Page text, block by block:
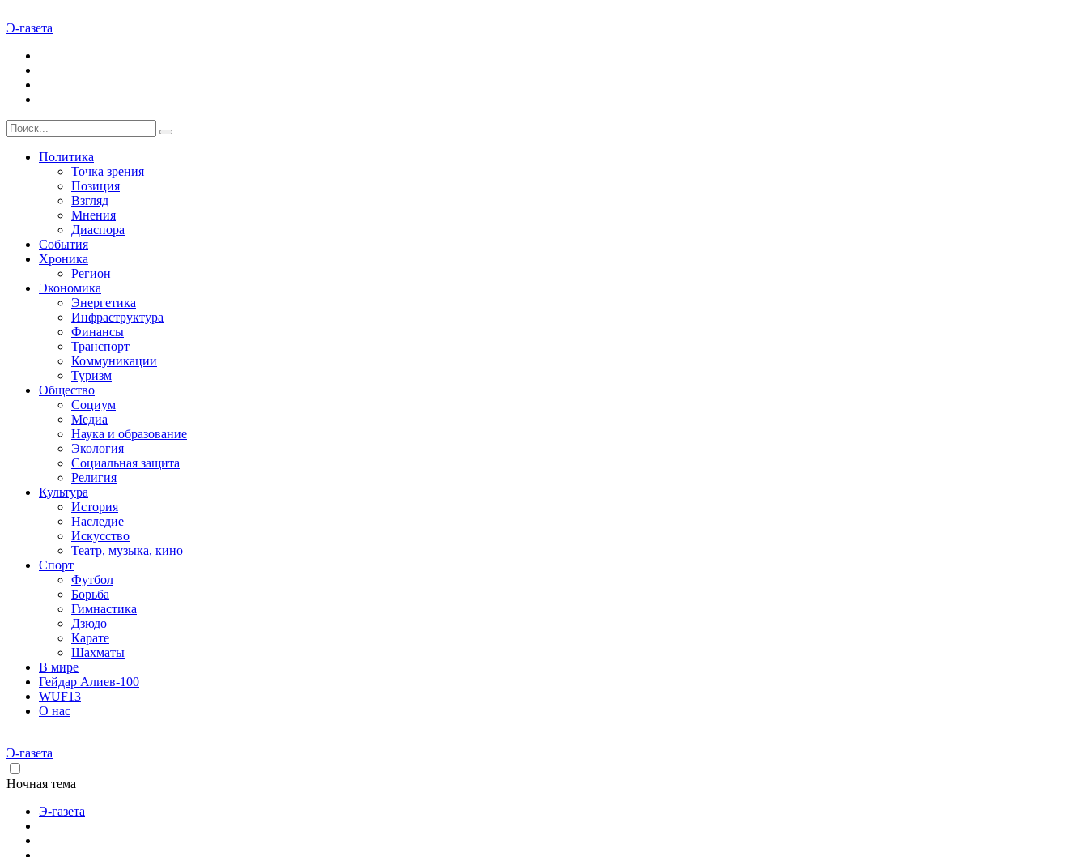
Э-газета
Политика
Точка зрения
Позиция
Взгляд
Мнения
Диаспора
События
Хроника
Регион
Экономика
Энергетика
Инфраструктура
Финансы
Транспорт
Коммуникации
Туризм
Общество
Социум
Медиа
Наука и образование
Экология
Социальная защита
Религия
Культура
История
Наследие
Искусство
Театр, музыка, кино
Спорт
Футбол
Борьба
Гимнастика
Дзюдо
Карате
Шахматы
В мире
Гейдар Алиев-100
WUF13
О нас
Э-газета
Ночная тема
Э-газета